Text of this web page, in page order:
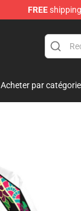
FREE
Acheter par catégorie